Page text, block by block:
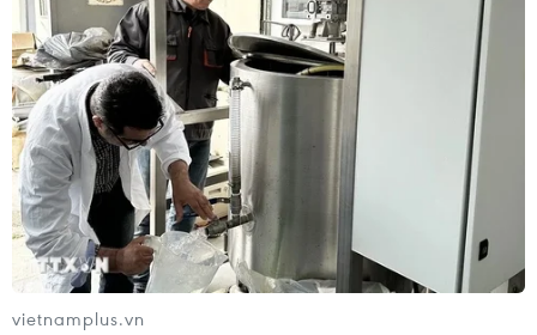
TIN CÙNG CHUYÊN MỤC
Việt Nam là điểm đến hấp dẫn với
doanh nghiệp bán dẫn hàng đầu của
Mỹ
vietnamplus.vn